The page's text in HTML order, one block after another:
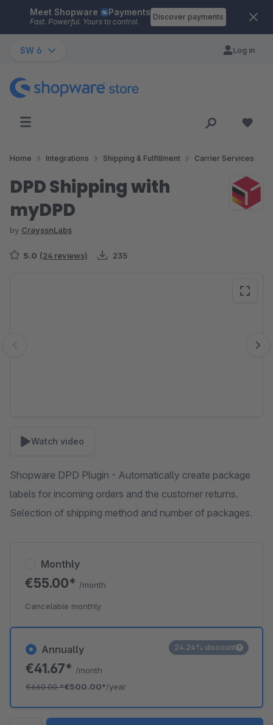
Skip to main content
Meet Shopware Payments
Fast. Powerful. Yours to control.
Discover payments
SW 6 Log in
Home Integrations Shipping & Fulfillment Carrier Services
DPD Shipping with
myDPD
by CrayssnLabs
5.0 (24 reviews) 235
Watch video
Shopware DPD Plugin - Automatically create package
labels for incoming orders and the customer returns.
Selection of shipping method and number of packages.
Annually
€41.67* /month
€660.00*€500.00*/year
24.24% discount
Monthly
€55.00* /month
Cancelable monthly